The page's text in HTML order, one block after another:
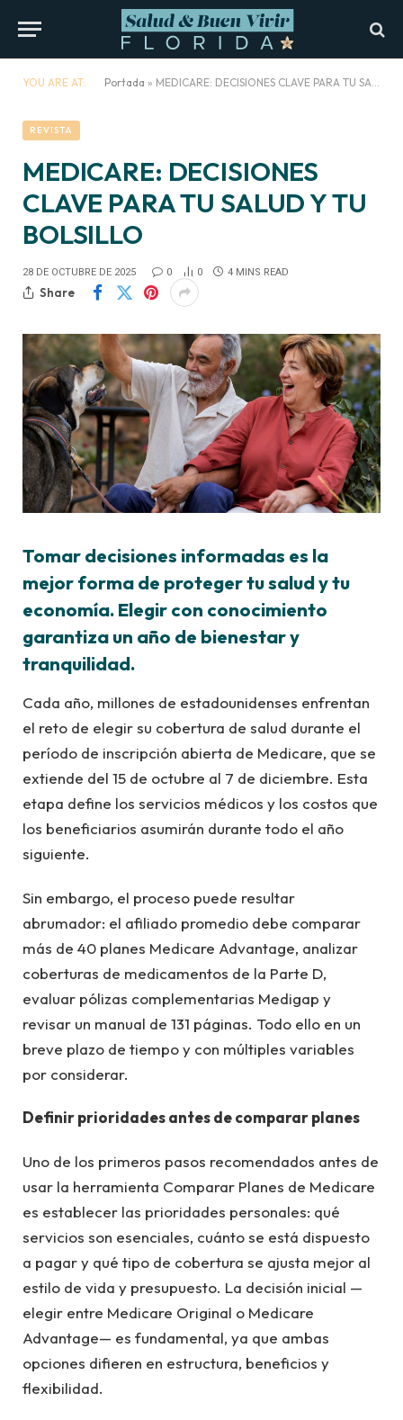
YOU ARE AT: Portada » MEDICARE: DECISIONES CLAVE PARA TU SALUD Y TU BOLSILLO
REVISTA
MEDICARE: DECISIONES
CLAVE PARA TU SALUD Y TU
BOLSILLO
28 DE OCTUBRE DE 2025 0 0 4 MINS READ
Share
Tomar decisiones informadas es la
mejor forma de proteger tu salud y tu
economía. Elegir con conocimiento
garantiza un año de bienestar y
tranquilidad.
Cada año, millones de estadounidenses enfrentan
el reto de elegir su cobertura de salud durante el
período de inscripción abierta de Medicare, que se
extiende del 15 de octubre al 7 de diciembre. Esta
etapa define los servicios médicos y los costos que
los beneficiarios asumirán durante todo el año
siguiente.
Sin embargo, el proceso puede resultar
abrumador: el afiliado promedio debe comparar
más de 40 planes Medicare Advantage, analizar
coberturas de medicamentos de la Parte D,
evaluar pólizas complementarias Medigap y
revisar un manual de 131 páginas. Todo ello en un
breve plazo de tiempo y con múltiples variables
por considerar.
Definir prioridades antes de comparar planes
Uno de los primeros pasos recomendados antes de
usar la herramienta Comparar Planes de Medicare
es establecer las prioridades personales: qué
servicios son esenciales, cuánto se está dispuesto
a pagar y qué tipo de cobertura se ajusta mejor al
estilo de vida y presupuesto. La decisión inicial —
elegir entre Medicare Original o Medicare
Advantage— es fundamental, ya que ambas
opciones difieren en estructura, beneficios y
flexibilidad.